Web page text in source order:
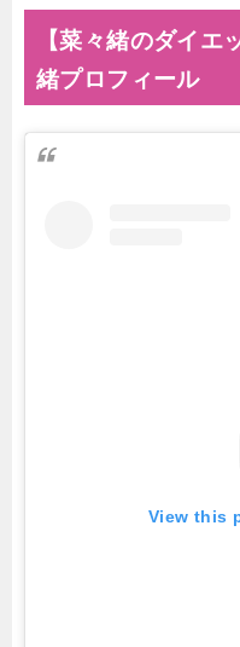
【菜々緒のダイエ
緒プロフィール
View this